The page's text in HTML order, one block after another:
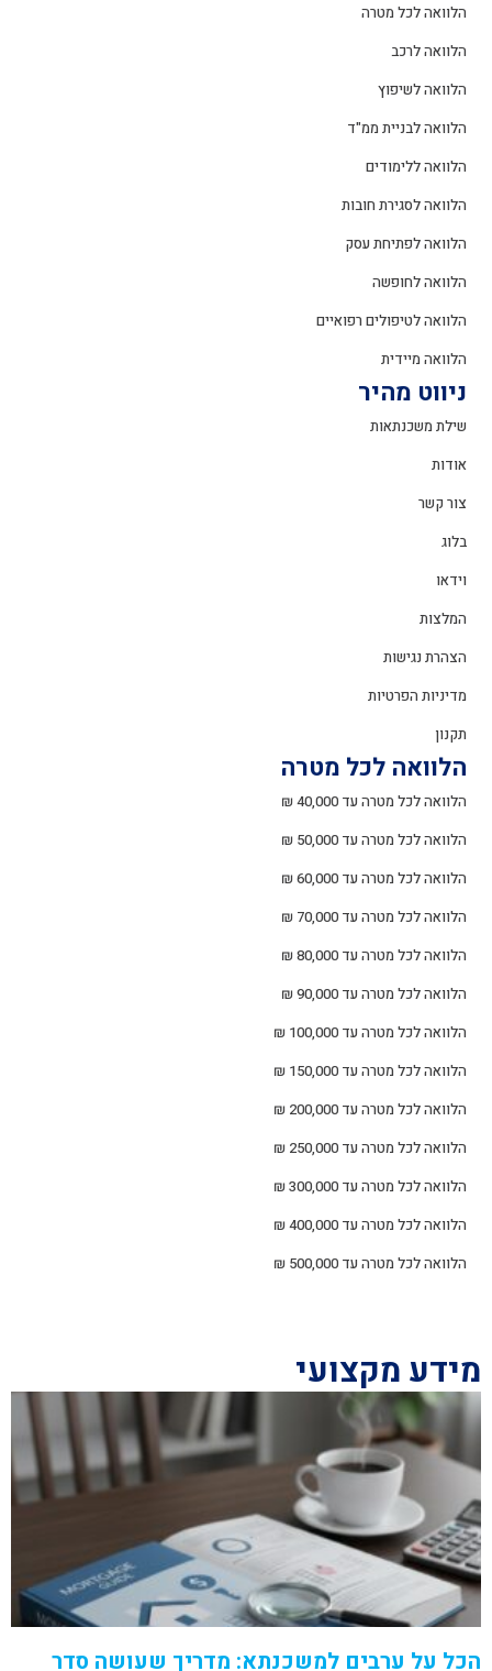
הלוואה לכל מטרה
הלוואה לרכב
הלוואה לשיפוץ
הלוואה לבניית ממ"ד
הלוואה ללימודים
הלוואה לסגירת חובות
הלוואה לפתיחת עסק
הלוואה לחופשה
הלוואה לטיפולים רפואיים
הלוואה מיידית
ניווט מהיר
שילת משכנתאות
אודות
צור קשר
בלוג
וידאו
המלצות
הצהרת נגישות
מדיניות הפרטיות
תקנון
הלוואה לכל מטרה
הלוואה לכל מטרה עד 40,000 ₪
הלוואה לכל מטרה עד 50,000 ₪
הלוואה לכל מטרה עד 60,000 ₪
הלוואה לכל מטרה עד 70,000 ₪
הלוואה לכל מטרה עד 80,000 ₪
הלוואה לכל מטרה עד 90,000 ₪
הלוואה לכל מטרה עד 100,000 ₪
הלוואה לכל מטרה עד 150,000 ₪
הלוואה לכל מטרה עד 200,000 ₪
הלוואה לכל מטרה עד 250,000 ₪
הלוואה לכל מטרה עד 300,000 ₪
הלוואה לכל מטרה עד 400,000 ₪
הלוואה לכל מטרה עד 500,000 ₪
מידע מקצועי
הכל על ערבים למשכנתא: מדריך שעושה סדר